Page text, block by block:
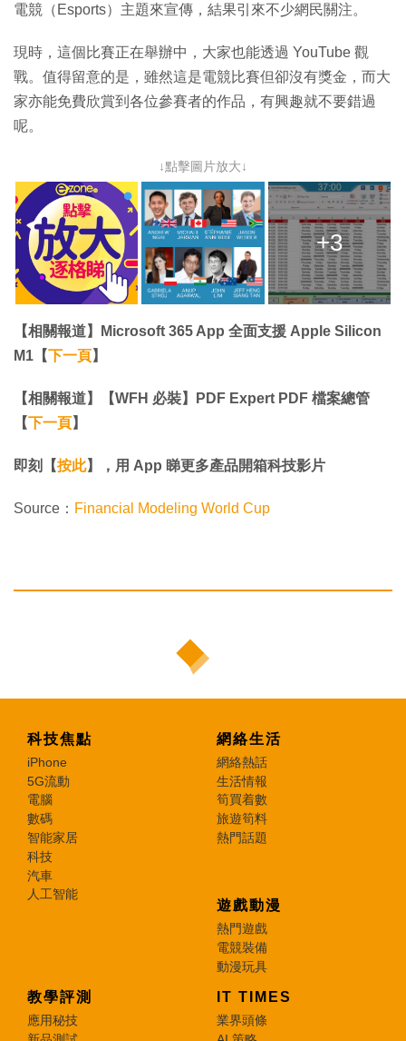
電競（Esports）主題來宣傳，結果引來不少網民關注。
現時，這個比賽正在舉辦中，大家也能透過 YouTube 觀
戰。值得留意的是，雖然這是電競比賽但卻沒有獎金，而大
家亦能免費欣賞到各位參賽者的作品，有興趣就不要錯過
呢。
↓點擊圖片放大↓
+3
【相關報道】Microsoft 365 App 全面支援 Apple Silicon
M1【下一頁】
【相關報道】【WFH 必裝】‎PDF Expert PDF 檔案總管
【下一頁】
即刻【按此】，用 App 睇更多產品開箱科技影片
Source： Financial Modeling World Cup
科技焦點
iPhone
5G流動
電腦
數碼
智能家居
科技
汽車
人工智能
網絡生活
網絡熱話
生活情報
筍買着數
旅遊筍料
熱門話題
遊戲動漫
熱門遊戲
電競裝備
動漫玩具
教學評測
應用秘技
IT TIMES
業界頭條